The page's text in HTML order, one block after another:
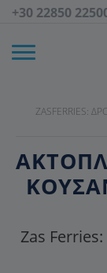
+30 22850
ZASFERRIES:
Zas Ferries: